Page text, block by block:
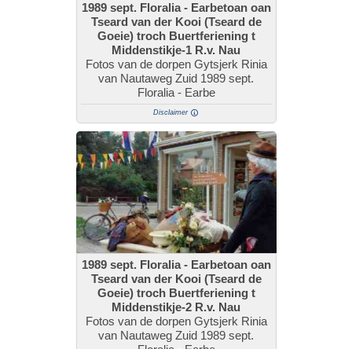
1989 sept. Floralia - Earbetoan oan
Tseard van der Kooi (Tseard de
Goeie) troch Buertferiening t
Middenstikje-1 R.v. Nau
Fotos van de dorpen Gytsjerk Rinia
van Nautaweg Zuid 1989 sept.
Floralia - Earbe
Disclaimer
1989 sept. Floralia - Earbetoan oan
Tseard van der Kooi (Tseard de
Goeie) troch Buertferiening t
Middenstikje-2 R.v. Nau
Fotos van de dorpen Gytsjerk Rinia
van Nautaweg Zuid 1989 sept.